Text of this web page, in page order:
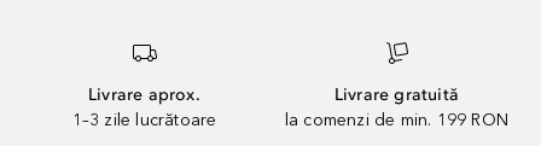
Livrare aprox.
1–3 zile lucrătoare
Livrare gratuită
la comenzi de min. 199 RON